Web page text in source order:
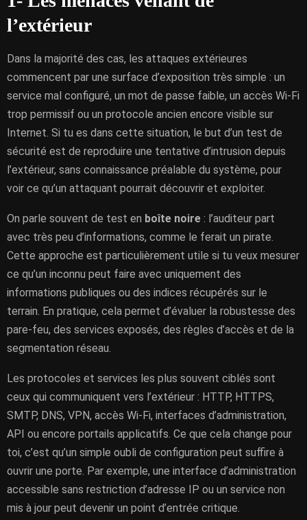
l’extérieur
Dans la majorité des cas, les attaques extérieures
commencent par une surface d’exposition très simple : un
service mal configuré, un mot de passe faible, un accès Wi-Fi
trop permissif ou un protocole ancien encore visible sur
Internet. Si tu es dans cette situation, le but d’un test de
sécurité est de reproduire une tentative d’intrusion depuis
l’extérieur, sans connaissance préalable du système, pour
voir ce qu’un attaquant pourrait découvrir et exploiter.
On parle souvent de test en boîte noire : l’auditeur part
avec très peu d’informations, comme le ferait un pirate.
Cette approche est particulièrement utile si tu veux mesurer
ce qu’un inconnu peut faire avec uniquement des
informations publiques ou des indices récupérés sur le
terrain. En pratique, cela permet d’évaluer la robustesse des
pare-feu, des services exposés, des règles d’accès et de la
segmentation réseau.
Les protocoles et services les plus souvent ciblés sont
ceux qui communiquent vers l’extérieur : HTTP, HTTPS,
SMTP, DNS, VPN, accès Wi-Fi, interfaces d’administration,
API ou encore portails applicatifs. Ce que cela change pour
toi, c’est qu’un simple oubli de configuration peut suffire à
ouvrir une porte. Par exemple, une interface d’administration
accessible sans restriction d’adresse IP ou un service non
mis à jour peut devenir un point d’entrée critique.